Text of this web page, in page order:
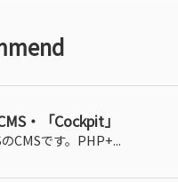
・「Cockpit」
CMSです。PHP+...